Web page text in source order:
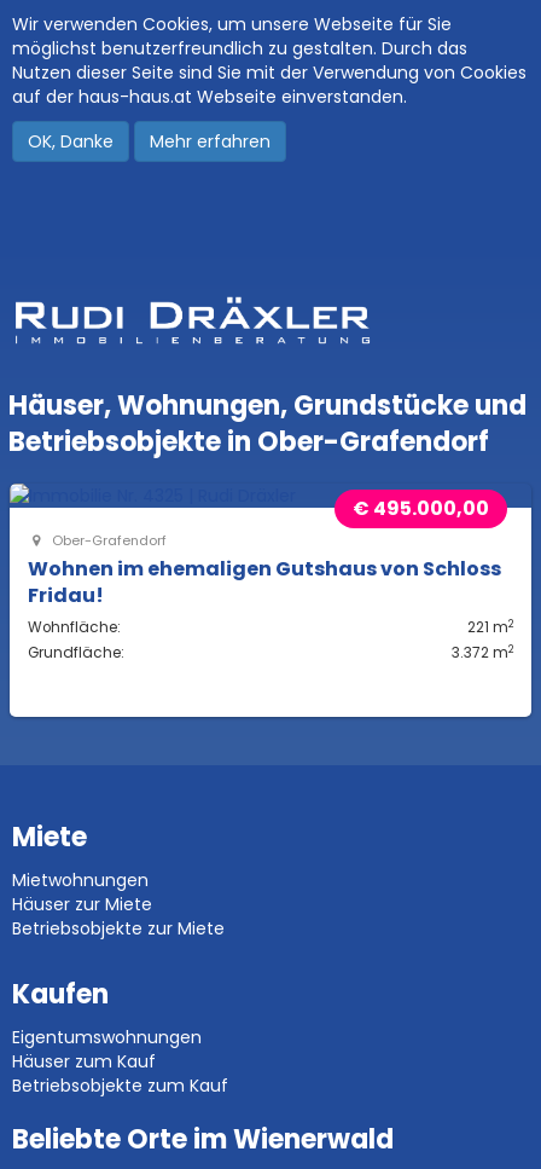
Wir verwenden Cookies, um unsere Webseite für Sie
möglichst benutzerfreundlich zu gestalten. Durch das
Nutzen dieser Seite sind Sie mit der Verwendung von Cookies
auf der haus-haus.at Webseite einverstanden.
OK, Danke
Mehr erfahren
Häuser, Wohnungen, Grundstücke und
Betriebsobjekte in Ober-Grafendorf
€ 495.000,00
Ober-Grafendorf
Wohnen im ehemaligen Gutshaus von Schloss
Fridau!
Wohnfläche: 221 m2
Grundfläche: 3.372 m2
Miete
Mietwohnungen
Häuser zur Miete
Betriebsobjekte zur Miete
Kaufen
Eigentumswohnungen
Häuser zum Kauf
Betriebsobjekte zum Kauf
Beliebte Orte im Wienerwald